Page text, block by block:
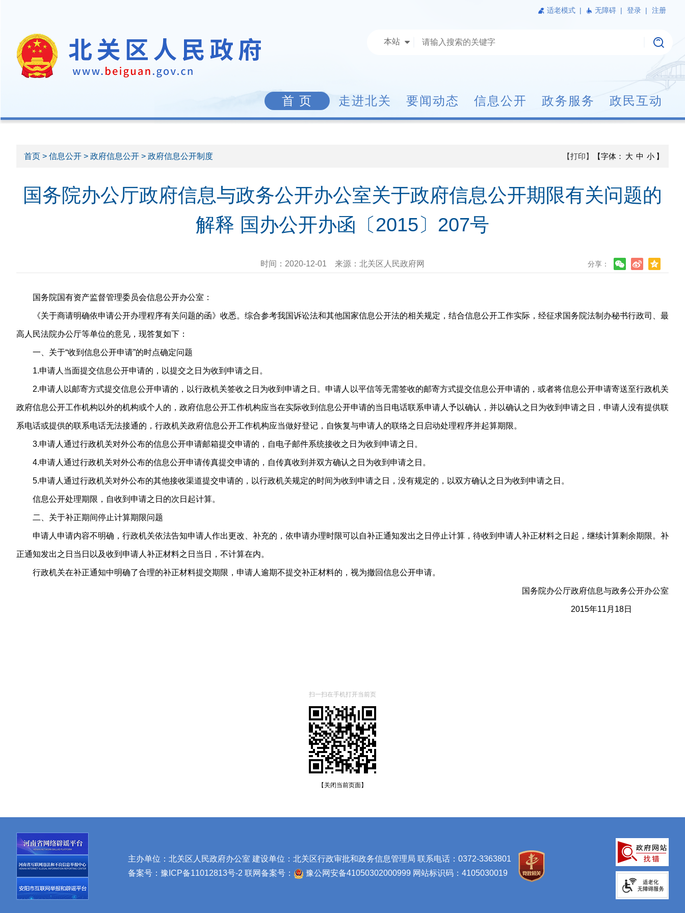
适老模式 | 无障碍 | 登录 | 注册
本站
首 页 走进北关 要闻动态 信息公开 政务服务 政民互动
首页 > 信息公开 > 政府信息公开 > 政府信息公开制度 【打印】 【字体： 大 中 小 】
国务院办公厅政府信息与政务公开办公室关于政府信息公开期限有关问题的
解释 国办公开办函〔2015〕207号
时间： 2020-12-01 来源： 北关区人民政府网 分享：
国务院国有资产监督管理委员会信息公开办公室：
《关于商请明确依申请公开办理程序有关问题的函》收悉。综合参考我国诉讼法和其他国家信息公开法的相关规定，结合信息公开工作实际，经征求国务院法制办秘书行政司、最
高人民法院办公厅等单位的意见，现答复如下：
一、关于“收到信息公开申请”的时点确定问题
1.申请人当面提交信息公开申请的，以提交之日为收到申请之日。
2.申请人以邮寄方式提交信息公开申请的，以行政机关签收之日为收到申请之日。申请人以平信等无需签收的邮寄方式提交信息公开申请的，或者将信息公开申请寄送至行政机关
政府信息公开工作机构以外的机构或个人的，政府信息公开工作机构应当在实际收到信息公开申请的当日电话联系申请人予以确认，并以确认之日为收到申请之日，申请人没有提供联
系电话或提供的联系电话无法接通的，行政机关政府信息公开工作机构应当做好登记，自恢复与申请人的联络之日启动处理程序并起算期限。
3.申请人通过行政机关对外公布的信息公开申请邮箱提交申请的，自电子邮件系统接收之日为收到申请之日。
4.申请人通过行政机关对外公布的信息公开申请传真提交申请的，自传真收到并双方确认之日为收到申请之日。
5.申请人通过行政机关对外公布的其他接收渠道提交申请的，以行政机关规定的时间为收到申请之日，没有规定的，以双方确认之日为收到申请之日。
信息公开处理期限，自收到申请之日的次日起计算。
二、关于补正期间停止计算期限问题
申请人申请内容不明确，行政机关依法告知申请人作出更改、补充的，依申请办理时限可以自补正通知发出之日停止计算，待收到申请人补正材料之日起，继续计算剩余期限。补
正通知发出之日当日以及收到申请人补正材料之日当日，不计算在内。
行政机关在补正通知中明确了合理的补正材料提交期限，申请人逾期不提交补正材料的，视为撤回信息公开申请。
国务院办公厅政府信息与政务公开办公室
2015年11月18日
扫一扫在手机打开当前页
【关闭当前页面】
主办单位：北关区人民政府办公室 建设单位：北关区行政审批和政务信息管理局 联系电话：0372-3363801
备案号： 豫ICP备11012813号-2 联网备案号： 豫公网安备41050302000999 网站标识码：4105030019